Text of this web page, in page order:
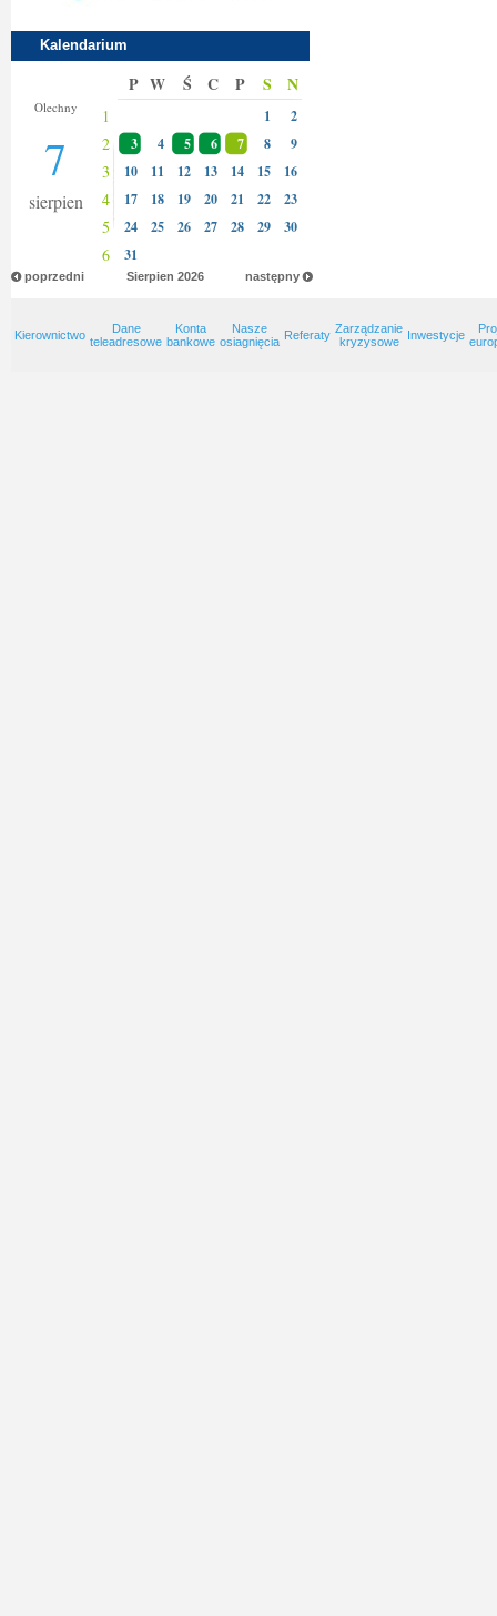
Kalendarium
Olechny
7
sierpien
P W Ś C P S N
1 1 2
2 3 4 5 6 7 8 9
3 10 11 12 13 14 15 16
4 17 18 19 20 21 22 23
5 24 25 26 27 28 29 30
6 31
poprzedni następny
Sierpien 2026
Kierownictwo
Dane
teleadresowe
Konta
bankowe
Nasze
osiagnięcia Referaty Zarządzanie
kryzysowe
Inwestycje